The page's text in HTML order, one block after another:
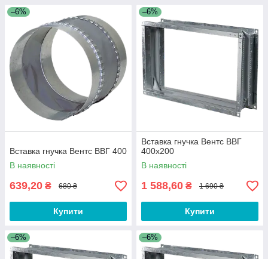
–6%
Вставка гнучка Вентс ВВГ 400
В наявності
639,20 ₴ 680 ₴
Купити
–6%
Вставка гнучка Вентс ВВГ
400x200
В наявності
1 588,60 ₴ 1 690 ₴
Купити
–6% –6%